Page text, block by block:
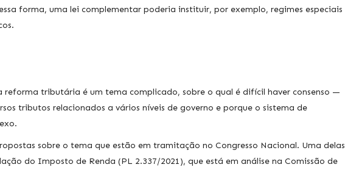
forma, uma lei complementar poderia instituir, por exemplo, regimes especiais
reforma tributária é um tema complicado, sobre o qual é difícil haver consenso —
tributos relacionados a vários níveis de governo e porque o sistema de
sobre o tema que estão em tramitação no Congresso Nacional. Uma delas
do Imposto de Renda (PL 2.337/2021), que está em análise na Comissão de